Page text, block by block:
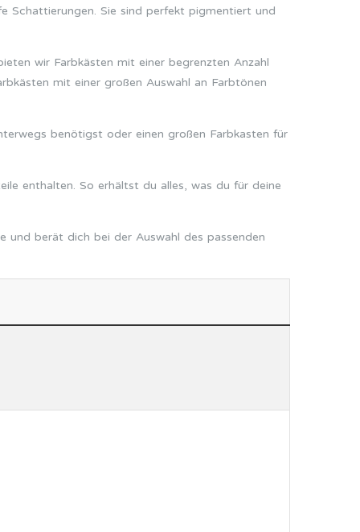
Schattierungen. Sie sind perfekt pigmentiert und
wir Farbkästen mit einer begrenzten Anzahl
mit einer großen Auswahl an Farbtönen
benötigst oder einen großen Farbkasten für
enthalten. So erhältst du alles, was du für deine
und berät dich bei der Auswahl des passenden